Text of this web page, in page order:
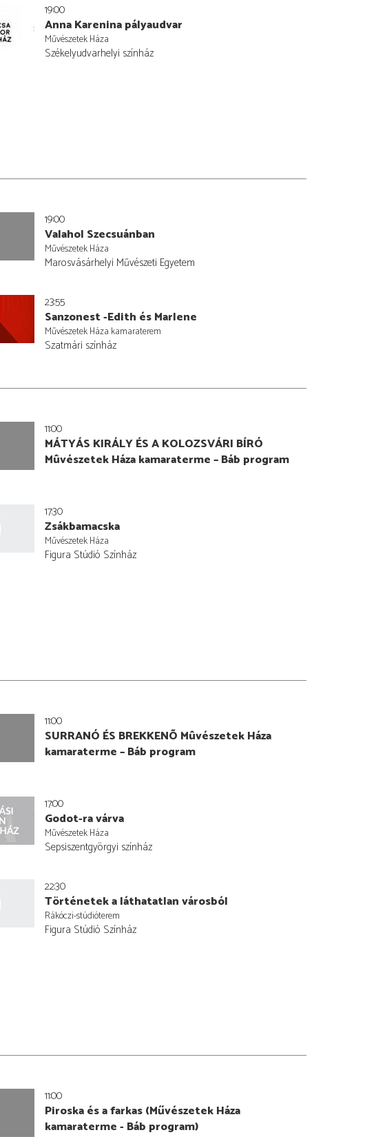
19:00
Anna Karenina pályaudvar
Művészetek Háza
Székelyudvarhelyi színház
19:00
Valahol Szecsuánban
Művészetek Háza
Marosvásárhelyi Művészeti Egyetem
23:55
Sanzonest -Edith és Marlene
Művészetek Háza kamaraterem
Szatmári színház
11:00
MÁTYÁS KIRÁLY ÉS A KOLOZSVÁRI BÍRÓ
Mûvészetek Háza kamaraterme – Báb program
17:30
Zsákbamacska
Művészetek Háza
Figura Stúdió Színház
11:00
SURRANÓ ÉS BREKKENÕ Mûvészetek Háza
kamaraterme – Báb program
17:00
Godot-ra várva
Művészetek Háza
Sepsiszentgyörgyi színház
22:30
Történetek a láthatatlan városból
Rákóczi-stúdióterem
Figura Stúdió Színház
11:00
Piroska és a farkas (Művészetek Háza
kamaraterme - Báb program)